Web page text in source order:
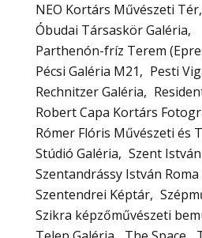
NEO Kortárs Művészeti Tér
Óbudai Társaskör Galéria
Parthenón-fríz Terem
Pécsi Galéria M21
Pesti
Rechnitzer Galéria
Robert Capa Kortárs
Rómer Flóris Művészeti és
Stúdió Galéria
Szent
Szentandrássy István
Szentendrei Képtár
Szikra képzőművészeti